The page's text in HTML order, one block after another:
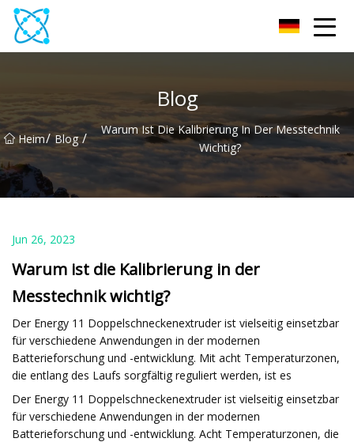
Blog
Heim/ Blog /
Warum Ist Die Kalibrierung In Der Messtechnik
Wichtig?
Jun 26, 2023
Warum ist die Kalibrierung in der
Messtechnik wichtig?
Der Energy 11 Doppelschneckenextruder ist vielseitig einsetzbar
für verschiedene Anwendungen in der modernen
Batterieforschung und -entwicklung. Mit acht Temperaturzonen,
die entlang des Laufs sorgfältig reguliert werden, ist es
Der Energy 11 Doppelschneckenextruder ist vielseitig einsetzbar
für verschiedene Anwendungen in der modernen
Batterieforschung und -entwicklung. Acht Temperaturzonen, die